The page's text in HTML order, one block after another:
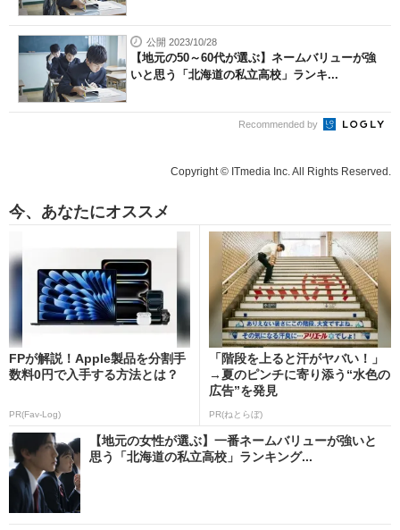
公開 2023/10/28
【地元の50～60代が選ぶ】ネームバリューが強
いと思う「北海道の私立高校」ランキ...
Recommended by
Copyright © ITmedia Inc. All Rights Reserved.
今、あなたにオススメ
FPが解説！Apple製品を分割手
数料0円で入手する方法とは？
PR(Fav-Log)
「階段を上ると汗がヤバい！」
→夏のピンチに寄り添う“水色の
広告”を発見
PR(ねとらぼ)
【地元の女性が選ぶ】一番ネームバリューが強いと
思う「北海道の私立高校」ランキング...